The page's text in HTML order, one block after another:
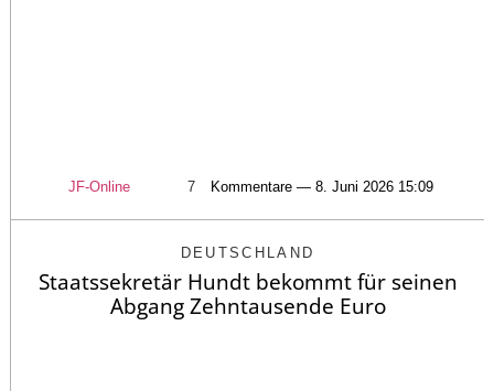
JF-Online 7 Kommentare — 8. Juni 2026 15:09
DEUTSCHLAND
Staatssekretär Hundt bekommt für seinen
Abgang Zehntausende Euro